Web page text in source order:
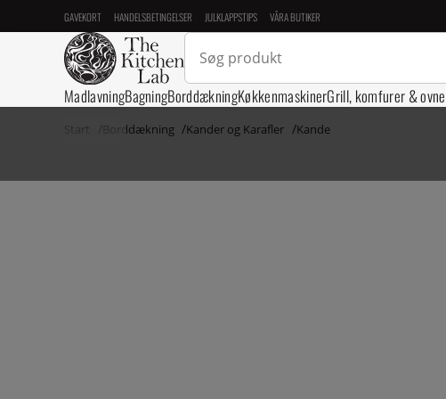
GAVEKORT HANDELSBETINGELSER JULKLAPPSTIPS VÅRA BUTIKER
MadlavningBagningBorddækningKøkkenmaskinerGrill, komfurer & ovne
Start Borddækning Kander og Karafler Kande